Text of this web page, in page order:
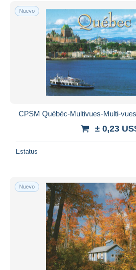
Sólo con descuento
Envío gratis
Métodos de pago
PayPal
Transferencia bancaria
Visa
Mastercard
iDeal
Deseleccionar todo
Aplicar
Nuevo
CPSM Québéc-Multivues-Multi-
± 0,23
Estatus
Nuevo